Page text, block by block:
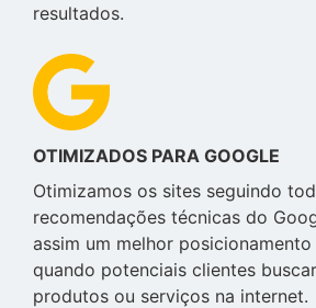
resultados.
OTIMIZADOS PARA GOOGLE
Otimizamos os sites seguindo
recomendações técnicas do
assim um melhor
quando potenciais clientes
produtos ou serviços na internet.